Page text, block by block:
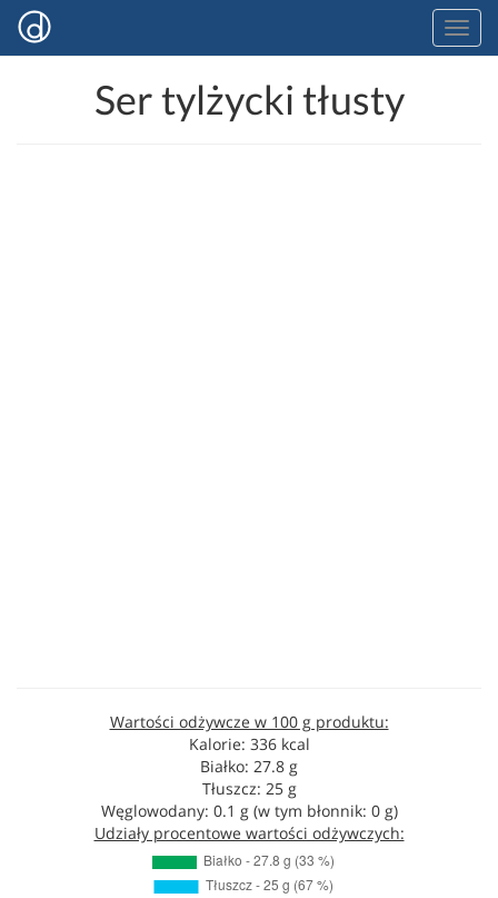
Ser tylżycki tłusty
Wartości odżywcze w 100 g produktu:
Kalorie: 336 kcal
Białko: 27.8 g
Tłuszcz: 25 g
Węglowodany: 0.1 g (w tym błonnik: 0 g)
Udziały procentowe wartości odżywczych: